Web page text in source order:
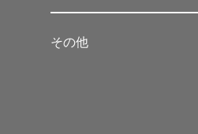
その他